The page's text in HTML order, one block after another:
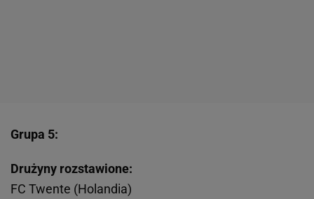
Grupa 5:
Drużyny rozstawione:
FC Twente (Holandia)